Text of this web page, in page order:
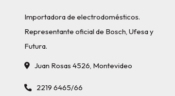
Importadora de electrodomésticos.
Representante oficial de Bosch, Ufesa y
Futura.
Juan Rosas 4526, Montevideo
2219 6465/66